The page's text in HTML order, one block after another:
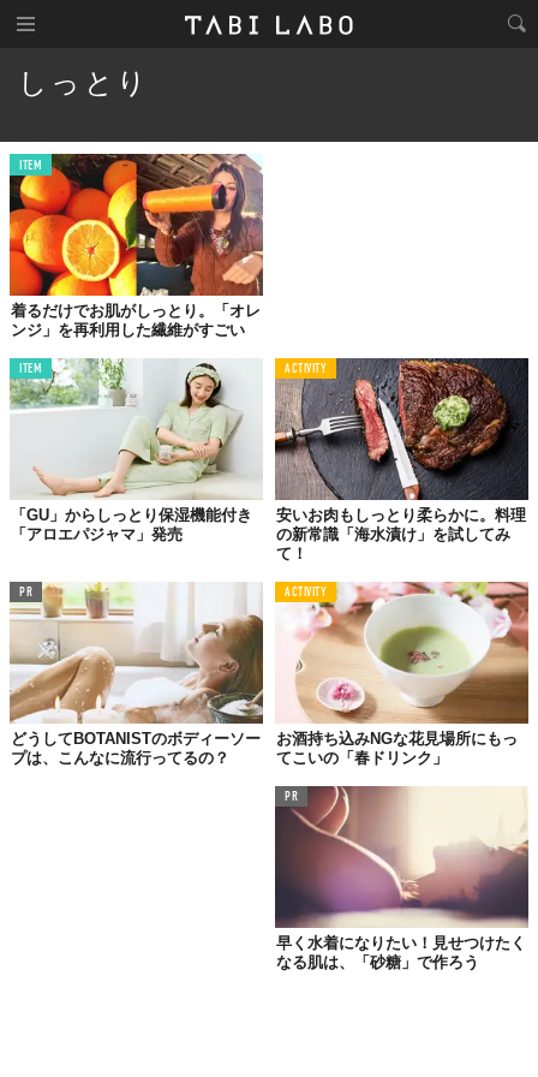
しっとり
ITEM
着るだけでお肌がしっとり。「オレ
ンジ」を再利用した繊維がすごい
ITEM
「GU」からしっとり保湿機能付き
「アロエパジャマ」発売
ACTIVITY
安いお肉もしっとり柔らかに。料理
の新常識「海水漬け」を試してみ
て！
PR
どうしてBOTANISTのボディーソー
プは、こんなに流行ってるの？
ACTIVITY
お酒持ち込みNGな花見場所にもっ
てこいの「春ドリンク」
PR
早く水着になりたい！見せつけたく
なる肌は、「砂糖」で作ろう